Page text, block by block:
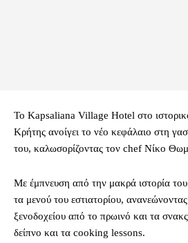
Το Kapsaliana Village Ηotel στο
Κρήτης ανοίγει το νέο κεφάλαιο στη
του, καλωσορίζοντας τον chef Νίκο
Με έμπνευση από την μακρά ιστορία
τα μενού του εστιατορίου,
ξενοδοχείου από το πρωινό και τα
δείπνο και τα cooking lessons.